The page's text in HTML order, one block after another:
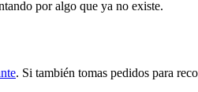
por algo que ya no existe.
. Si también tomas pedidos para